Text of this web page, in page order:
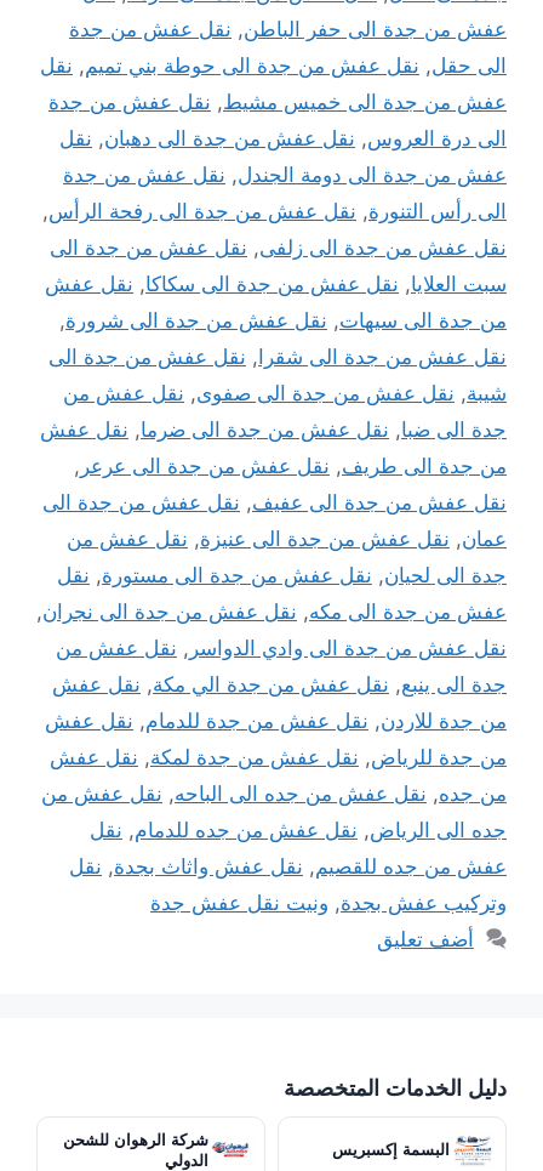
عفش من جدة الى حفر الباطن, نقل عفش من جدة
الى حقل, نقل عفش من جدة الى حوطة بني تميم, نقل
عفش من جدة الى خميس مشيط, نقل عفش من جدة
الى درة العروس, نقل عفش من جدة الى دهبان, نقل
عفش من جدة الى دومة الجندل, نقل عفش من جدة
الى رأس التنورة, نقل عفش من جدة الى رفحة الرأس,
نقل عفش من جدة الى زلفى, نقل عفش من جدة الى
سبت العلايا, نقل عفش من جدة الى سكاكا, نقل عفش
من جدة الى سيهات, نقل عفش من جدة الى شرورة,
نقل عفش من جدة الى شقرا, نقل عفش من جدة الى
شيبة, نقل عفش من جدة الى صفوى, نقل عفش من
جدة الى ضبا, نقل عفش من جدة الى ضرما, نقل عفش
من جدة الى طريف, نقل عفش من جدة الى عرعر ,
نقل عفش من جدة الى عفيف, نقل عفش من جدة الى
عمان, نقل عفش من جدة الى عنيزة, نقل عفش من
جدة الى لحيان, نقل عفش من جدة الى مستورة, نقل
عفش من جدة الى مكه, نقل عفش من جدة الى نجران,
نقل عفش من جدة الى وادي الدواسر , نقل عفش من
جدة الى ينبع, نقل عفش من جدة الي مكة, نقل عفش
من جدة للاردن, نقل عفش من جدة للدمام, نقل عفش
من جدة للرياض, نقل عفش من جدة لمكة, نقل عفش
من جده, نقل عفش من جده الى الباحه, نقل عفش من
جده الى الرياض, نقل عفش من جده للدمام, نقل
عفش من جده للقصيم, نقل عفش واثاث بجدة, نقل
وتركيب عفش بجدة, ونيت نقل عفش جدة
أضف تعليق
دليل الخدمات المتخصصة
البسمة إكسبريس
شركة الرهوان للشحن
الدولي